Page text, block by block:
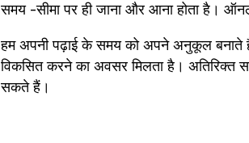
समय -सीमा पर ही जाना और आना होता है।
हम अपनी पढ़ाई के समय को अपने अनुकूल
विकसित करने का अवसर मिलता है। अतिरिक्त
सकते हैं।